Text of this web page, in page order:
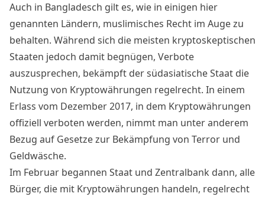
Auch in Bangladesch gilt es, wie in einigen hier
genannten Ländern, muslimisches Recht im Auge zu
behalten. Während sich die meisten kryptoskeptischen
Staaten jedoch damit begnügen, Verbote
auszusprechen, bekämpft der südasiatische Staat die
Nutzung von Kryptowährungen regelrecht. In einem
Erlass vom Dezember 2017, in dem Kryptowährungen
offiziell verboten werden, nimmt man unter anderem
Bezug auf Gesetze zur Bekämpfung von Terror und
Geldwäsche.
Im Februar begannen Staat und Zentralbank dann, alle
Bürger, die mit Kryptowährungen handeln, regelrecht